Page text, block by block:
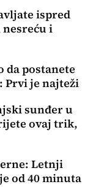
ispred
nesreću i
da postanete
Prvi je najteži
sunđer u
ovaj trik,
Letnji
od 40 minuta